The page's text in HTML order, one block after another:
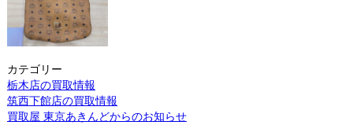
カテゴリー
栃木店の買取情報
筑西下館店の買取情報
買取屋 東京あきんどからのお知らせ